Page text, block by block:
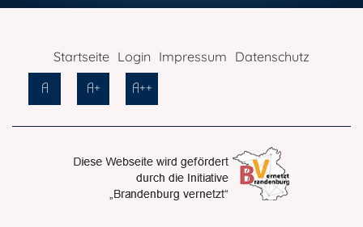
Startseite Login Impressum Datenschutz
A A+ A++